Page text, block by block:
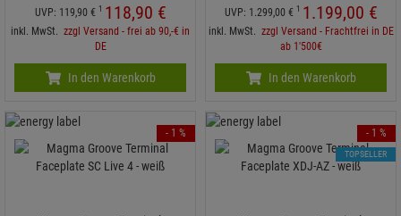
UVP: 119, 90 € 1 118,90 €
inkl. MwSt. zzgl Versand - frei ab 90,-€ in
DE
In den Warenkorb
UVP: 1.299, 00 € 1 1.199,00 €
inkl. MwSt. zzgl Versand - Frachtfrei in DE
ab 1'500€
In den Warenkorb
- 1 % - 1 %
TOPSELLER